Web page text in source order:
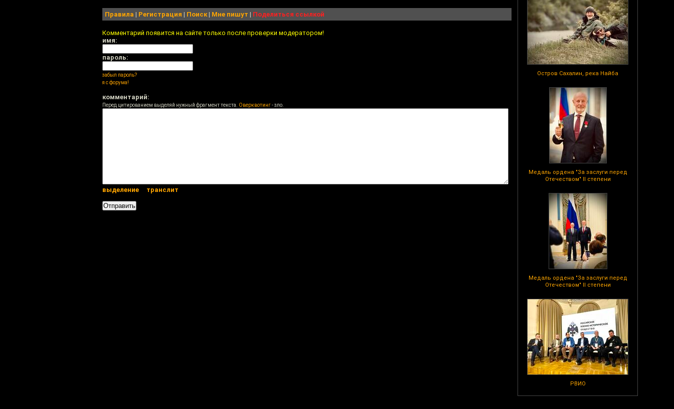
Остров Сахалин, река Найба
Медаль ордена "За заслуги перед
Отечеством" II степени
Медаль ордена "За заслуги перед
Отечеством" II степени
РВИО
Правила | Регистрация | Поиск| Мне пишут | Поделиться ссылкой
Комментарий появится на сайте только после проверки модератором!
имя:
пароль:
забыл пароль?
я с форума!
комментарий:
Перед цитированием выделяй нужный фрагмент текста. Оверквотинг- зло.
выделение транслит